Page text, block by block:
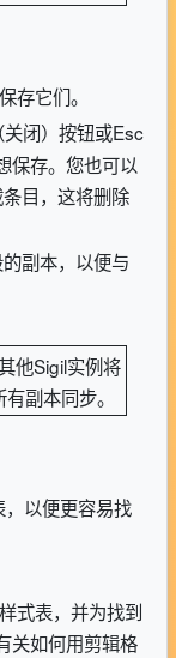
存它们。
闭）按钮或Esc
保存。您也可以
目，这将删除
副本，以便与
他Sigil实例将
副本同步。
，以便更容易找
式表，并为找到
关如何用剪辑格